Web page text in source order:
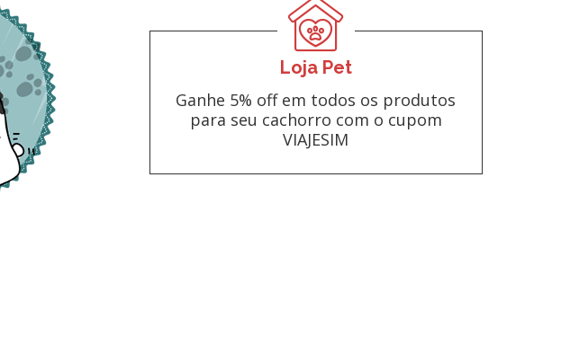
Loja Pet
Ganhe 5% off em todos os produtos
para seu cachorro com o cupom
VIAJESIM